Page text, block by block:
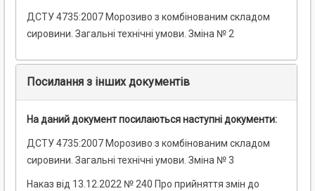
ДСТУ 4735:2007 Морозиво з комбінованим складом
сировини. Загальні технічні умови. Зміна № 2
Посилання з інших документів
На даний документ посилаються наступні документи:
ДСТУ 4735:2007 Морозиво з комбінованим складом
сировини. Загальні технічні умови. Зміна № 3
Наказ від 13.12.2022 № 240 Про прийняття змін до